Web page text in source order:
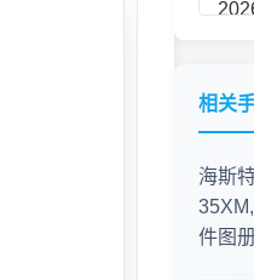
资
相关
海斯
件图